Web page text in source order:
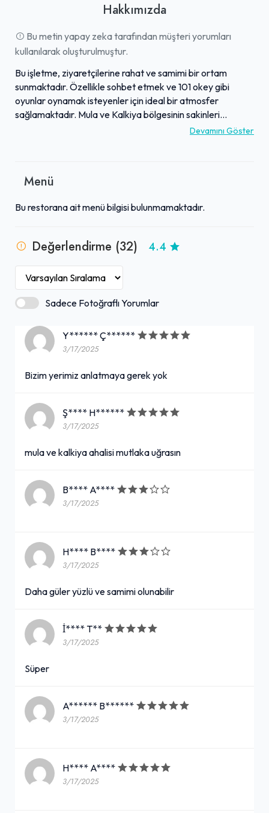
Hakkımızda
Bu metin yapay zeka tarafından müşteri yorumları
kullanılarak oluşturulmuştur.
Bu işletme, ziyaretçilerine rahat ve samimi bir ortam
sunmaktadır. Özellikle sohbet etmek ve 101 okey gibi
oyunlar oynamak isteyenler için ideal bir atmosfer
sağlamaktadır. Mula ve Kalkiya bölgesinin sakinleri
arasında popüler bir buluşma noktası olarak bilinen bu
vakit geçirmelerin adresi haline gelmiştir. Misafirlerin
sosyal bir alan sunmaktadır.
Devamını Göster
Menü
Bu restorana ait menü bilgisi bulunmamaktadır.
Değerlendirme (32) 4.4
Sadece Fotoğraflı Yorumlar
Y****** Ç******
3/17/2025
Bizim yerimiz anlatmaya gerek yok
Ş**** H******
3/17/2025
mula ve kalkiya ahalisi mutlaka uğrasın
B**** A****
3/17/2025
H**** B****
3/17/2025
Daha güler yüzlü ve samimi olunabilir
İ**** T**
3/17/2025
Süper
A****** B******
3/17/2025
H**** A****
3/17/2025